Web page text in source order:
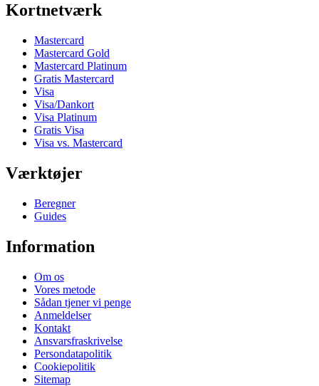
Kortnetværk
Mastercard
Mastercard Gold
Mastercard Platinum
Gratis Mastercard
Visa
Visa/Dankort
Visa Platinum
Gratis Visa
Visa vs. Mastercard
Værktøjer
Beregner
Guides
Information
Om os
Vores metode
Sådan tjener vi penge
Anmeldelser
Kontakt
Ansvarsfraskrivelse
Persondatapolitik
Cookiepolitik
Sitemap